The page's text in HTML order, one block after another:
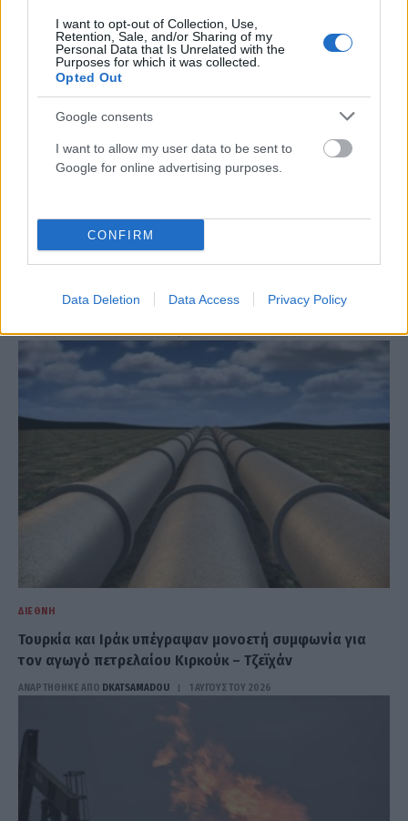
I want to opt-out of Collection, Use,
Retention, Sale, and/or Sharing of my
Personal Data that Is Unrelated with the
Purposes for which it was collected.
Opted Out
Google consents
I want to allow my user data to be sent to
Google for online advertising purposes.
CONFIRM
Data Deletion Data Access Privacy Policy
Με γαλλική «ψήφο εμπιστοσύνης» η ηλεκτρική
έλεγχο του Great Sea Interconnector
ΑΝΑΡΤΗΘΗΚΕ ΑΠΟDKATSAMADOU 5 ΑΥΓΟΎΣΤΟΥ 2026
ΔΙΕΘΝΉ
Τουρκία και Ιράκ υπέγραψαν μονοετή συμφωνία για
τον αγωγό πετρελαίου Κιρκούκ – Τζεϊχάν
ΑΝΑΡΤΗΘΗΚΕ ΑΠΟ DKATSAMADOU 1 ΑΥΓΟΎΣΤΟΥ 2026